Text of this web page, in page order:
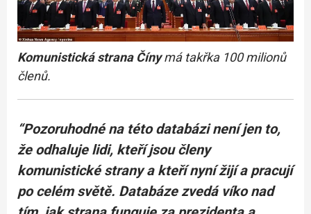
Komunistická strana Čínymá takřka 100 milionů
členů.
“Pozoruhodné na této databázi není jen to,
že odhaluje lidi, kteří jsou členy
komunistické strany a kteří nyní žijí a pracují
po celém světě. Databáze zvedá víko nad